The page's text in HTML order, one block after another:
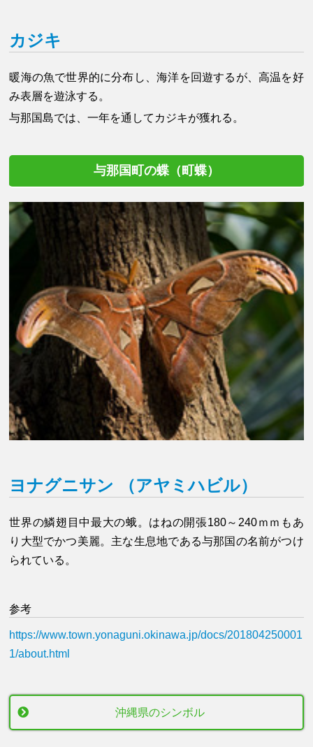
カジキ
暖海の魚で世界的に分布し、海洋を回遊するが、高温を好
み表層を遊泳する。
与那国島では、一年を通してカジキが獲れる。
与那国町の蝶（町蝶）
ヨナグニサン （アヤミハビル）
世界の鱗翅目中最大の蛾。はねの開張180～240ｍｍもあ
り大型でかつ美麗。主な生息地である与那国の名前がつけ
られている。
参考
https://www.town.yonaguni.okinawa.jp/docs/201804250001
1/about.html
沖縄県のシンボル